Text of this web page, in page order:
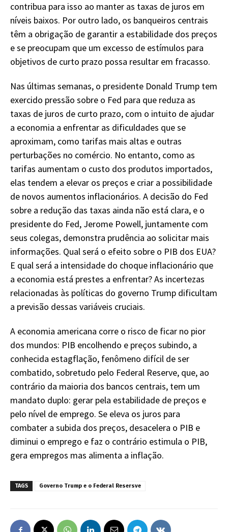
contribua para isso ao manter as taxas de juros em
níveis baixos. Por outro lado, os banqueiros centrais
têm a obrigação de garantir a estabilidade dos preços
e se preocupam que um excesso de estímulos para
objetivos de curto prazo possa resultar em fracasso.
Nas últimas semanas, o presidente Donald Trump tem
exercido pressão sobre o Fed para que reduza as
taxas de juros de curto prazo, com o intuito de ajudar
a economia a enfrentar as dificuldades que se
aproximam, como tarifas mais altas e outras
perturbações no comércio. No entanto, como as
tarifas aumentam o custo dos produtos importados,
elas tendem a elevar os preços e criar a possibilidade
de novos aumentos inflacionários. A decisão do Fed
sobre a redução das taxas ainda não está clara, e o
presidente do Fed, Jerome Powell, juntamente com
seus colegas, demonstra prudência ao solicitar mais
informações. Qual será o efeito sobre o PIB dos EUA?
E qual será a intensidade do choque inflacionário que
a economia está prestes a enfrentar? As incertezas
relacionadas às políticas do governo Trump dificultam
a previsão dessas variáveis cruciais.
A economia americana corre o risco de ficar no pior
dos mundos: PIB encolhendo e preços subindo, a
conhecida estagflação, fenômeno difícil de ser
combatido, sobretudo pelo Federal Reserve, que, ao
contrário da maioria dos bancos centrais, tem um
mandato duplo: gerar pela estabilidade de preços e
pelo nível de emprego. Se eleva os juros para
combater a subida dos preços, desacelera o PIB e
diminui o emprego e faz o contrário estimula o PIB,
gera empregos mas alimenta a inflação.
TAGS Governo Trump e o Federal Resersve